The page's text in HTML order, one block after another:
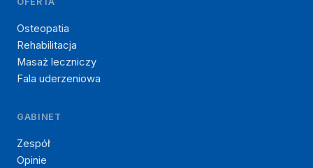
Osteopatia
Rehabilitacja
Masaż leczniczy
Fala uderzeniowa
GABINET
Zespół
Opinie